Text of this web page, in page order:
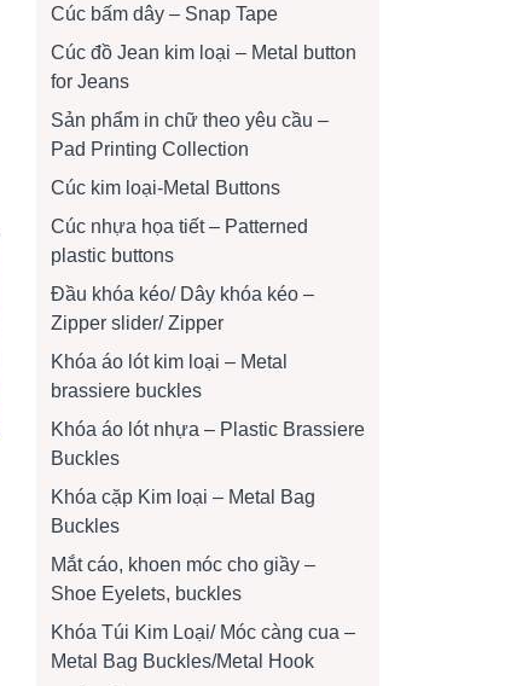
Cúc bấm dây – Snap Tape
Cúc đồ Jean kim loại – Metal button
for Jeans
Sản phẩm in chữ theo yêu cầu –
Pad Printing Collection
Cúc kim loại-Metal Buttons
Cúc nhựa họa tiết – Patterned
plastic buttons
Đầu khóa kéo/ Dây khóa kéo –
Zipper slider/ Zipper
Khóa áo lót kim loại – Metal
brassiere buckles
Khóa áo lót nhựa – Plastic Brassiere
Buckles
Khóa cặp Kim loại – Metal Bag
Buckles
Mắt cáo, khoen móc cho giầy –
Shoe Eyelets, buckles
Khóa Túi Kim Loại/ Móc càng cua –
Metal Bag Buckles/Metal Hook